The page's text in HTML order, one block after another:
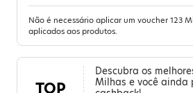
Não é necessário aplicar um voucher 123
aplicados aos produtos.
TOP
Descubra os
Milhas e você ainda